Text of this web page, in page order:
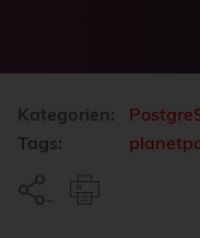
Kategorien:
Tags: